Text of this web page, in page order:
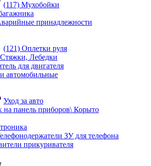
(117) Мухобойки
принадлежности
(121) Оплетки руля
Лебедки
для двигателя
автомобильные
Уход за авто
на панель приборов\ Корыто
ЗУ для телефона
прикуривателя